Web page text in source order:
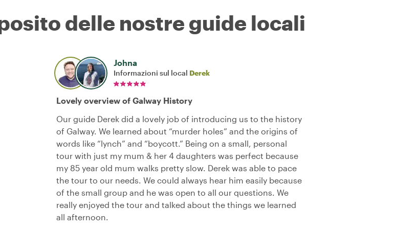
delle nostre guide locali
Johna
Informazioni sul local Derek
Lovely overview of Galway History
Our guide Derek did a lovely job of introducing us to the history
of Galway. We learned about “murder holes” and the origins of
words like “lynch” and “boycott.” Being on a small, personal
tour with just my mum & her 4 daughters was perfect because
my 85 year old mum walks pretty slow. Derek was able to pace
the tour to our needs. We could always hear him easily because
of the small group and he was open to all our questions. We
really enjoyed the tour and talked about the things we learned
all afternoon.